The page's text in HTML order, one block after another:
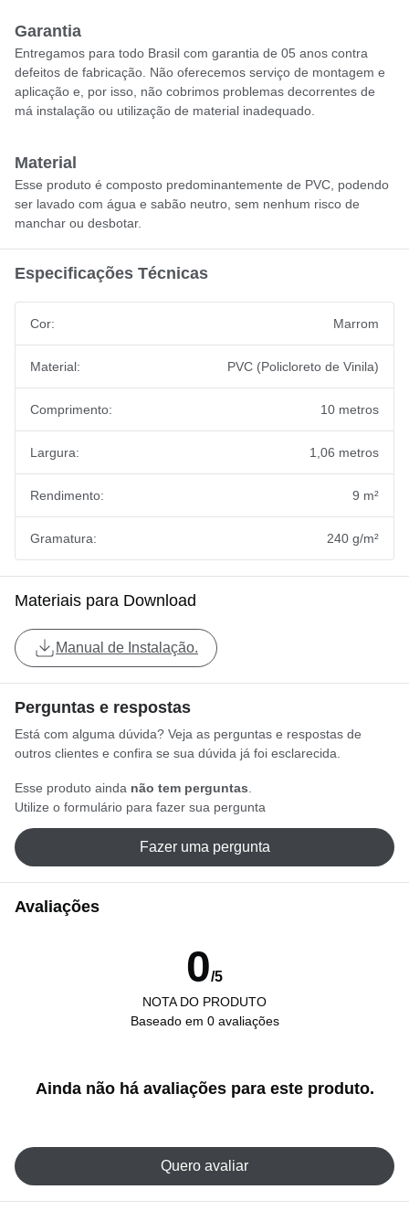
Garantia
Entregamos para todo Brasil com garantia de 05 anos contra
defeitos de fabricação. Não oferecemos serviço de montagem e
aplicação e, por isso, não cobrimos problemas decorrentes de
má instalação ou utilização de material inadequado.
Material
Esse produto é composto predominantemente de PVC, podendo
ser lavado com água e sabão neutro, sem nenhum risco de
manchar ou desbotar.
Especificações Técnicas
Cor: Marrom
Material: PVC (Policloreto de Vinila)
Comprimento: 10 metros
Largura: 1,06 metros
Rendimento: 9 m²
Gramatura: 240 g/m²
Materiais para Download
Manual de Instalação.
Perguntas e respostas
Está com alguma dúvida? Veja as perguntas e respostas de
outros clientes e confira se sua dúvida já foi esclarecida.
Esse produto ainda não tem perguntas
Utilize o formulário para fazer sua pergunta
Fazer uma pergunta
Avaliações
0/5
NOTA DO PRODUTO
Baseado em 0 avaliações
Ainda não há avaliações para este produto.
Quero avaliar